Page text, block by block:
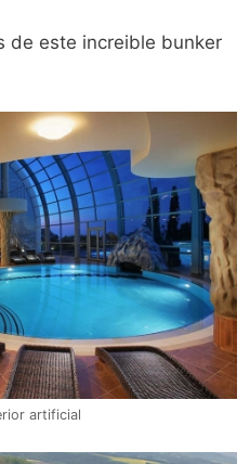
de este increible bunker
artificial